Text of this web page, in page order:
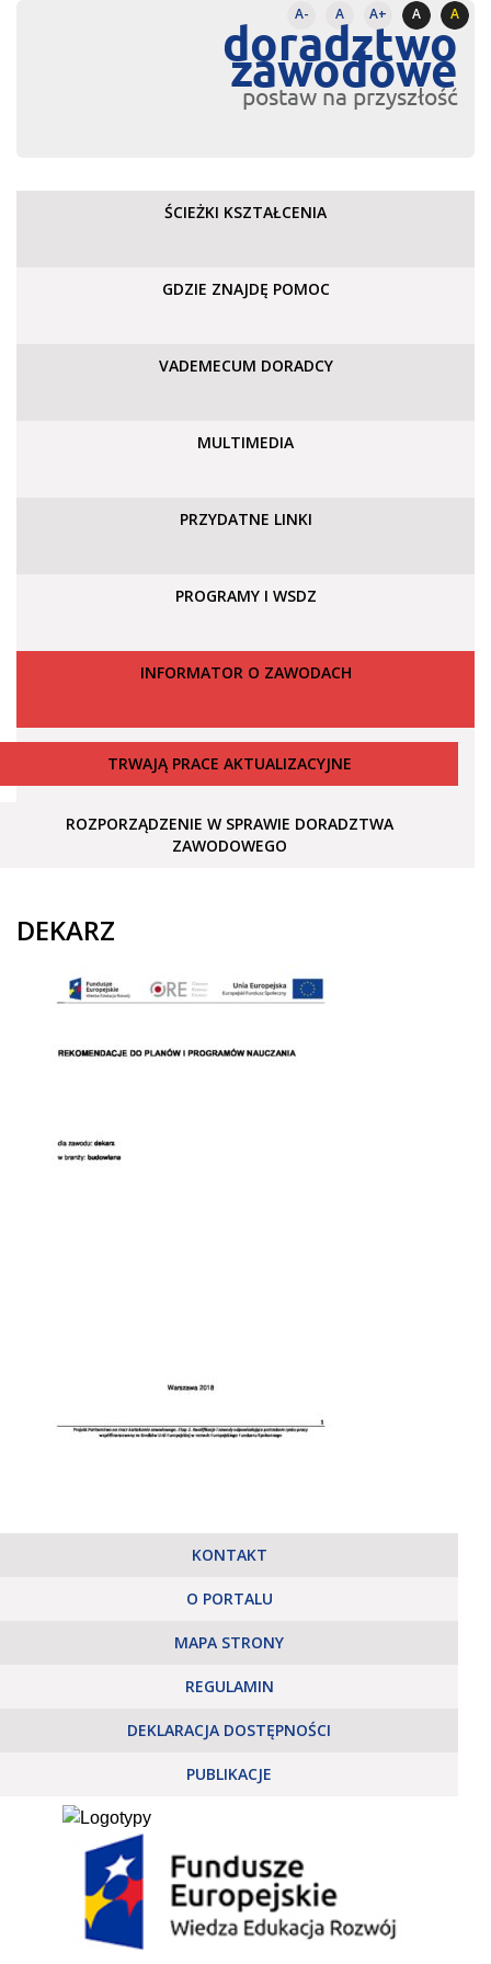
A- A A+ A A
doradztwo
zawodowe
postaw na przyszłość
ŚCIEŻKI KSZTAŁCENIA
GDZIE ZNAJDĘ POMOC
VADEMECUM DORADCY
MULTIMEDIA
PRZYDATNE LINKI
PROGRAMY I WSDZ
INFORMATOR O ZAWODACH
TRWAJĄ PRACE AKTUALIZACYJNE
ROZPORZĄDZENIE W SPRAWIE DORADZTWA
ZAWODOWEGO
DEKARZ
KONTAKT
O PORTALU
MAPA STRONY
REGULAMIN
DEKLARACJA DOSTĘPNOŚCI
PUBLIKACJE